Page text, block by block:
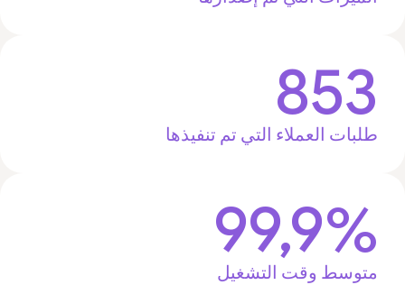
853
طلبات العملاء التي تم تنفيذها
99,9%
متوسط وقت التشغيل